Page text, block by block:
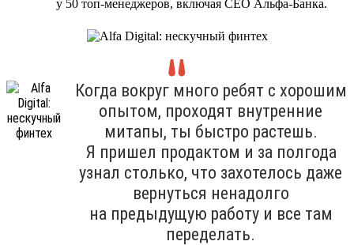
у 50 топ-менеджеров, включая CEO Альфа-Банка.
Когда вокруг много ребят с хорошим
опытом, проходят внутренние
митапы, ты быстро растешь.
Я пришел продактом и за полгода
узнал столько, что захотелось даже
вернуться ненадолго
на предыдущую работу и все там
переделать.